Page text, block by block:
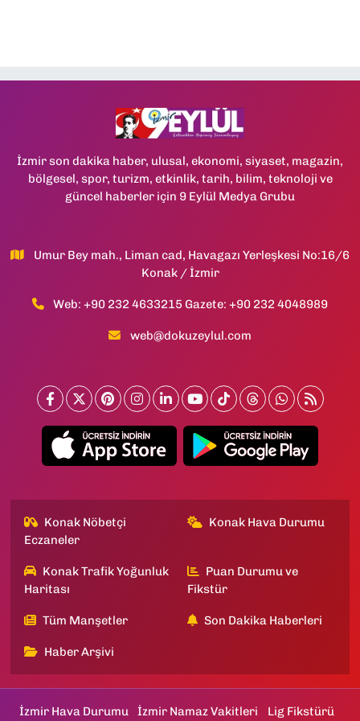
İzmir son dakika haber, ulusal, ekonomi, siyaset, magazin,
bölgesel, spor, turizm, etkinlik, tarih, bilim, teknoloji ve
güncel haberler için 9 Eylül Medya Grubu
Umur Bey mah., Liman cad, Havagazı Yerleşkesi No:16/6
Konak / İzmir
Web: +90 232 4633215 Gazete: +90 232 4048989
web@dokuzeylul.com
Konak Nöbetçi
Eczaneler
Konak Hava Durumu
Konak Trafik Yoğunluk
Haritası
Puan Durumu ve
Fikstür
Tüm Manşetler Son Dakika Haberleri
Haber Arşivi
İzmir Hava Durumu İzmir Namaz Vakitleri Lig Fikstürü